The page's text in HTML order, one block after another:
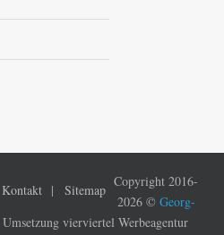
Kontakt Sitemap
Copyright 2016-
2026 © Georg-
vierviertel Werbeagentur